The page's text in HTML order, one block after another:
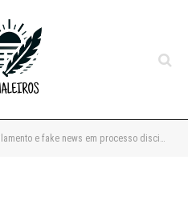
fake news em processo disciplinar no Congresso.